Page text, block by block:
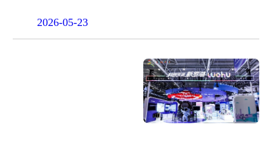
2026-05-23